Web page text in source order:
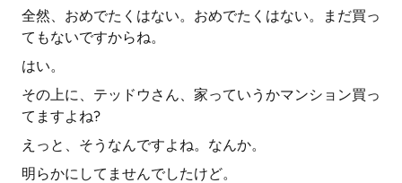
全然、おめでたくはない。おめでたくはない。まだ買っ
てもないですからね。
はい。
その上に、テッドウさん、家っていうかマンション買っ
てますよね?
えっと、そうなんですよね。なんか。
明らかにしてませんでしたけど。